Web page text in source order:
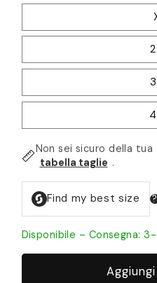
Non sei sicuro della
tabella taglie .
Disponibile – Consegna: